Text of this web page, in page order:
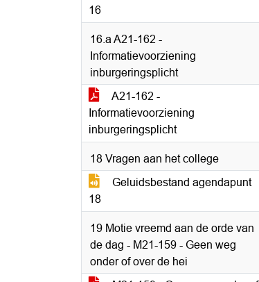
16
16.a A21-162 -
Informatievoorziening
inburgeringsplicht
A21-162 -
Informatievoorziening
inburgeringsplicht
18 Vragen aan het college
Geluidsbestand agendapunt
18
19 Motie vreemd aan de orde van
de dag - M21-159 - Geen weg
onder of over de hei